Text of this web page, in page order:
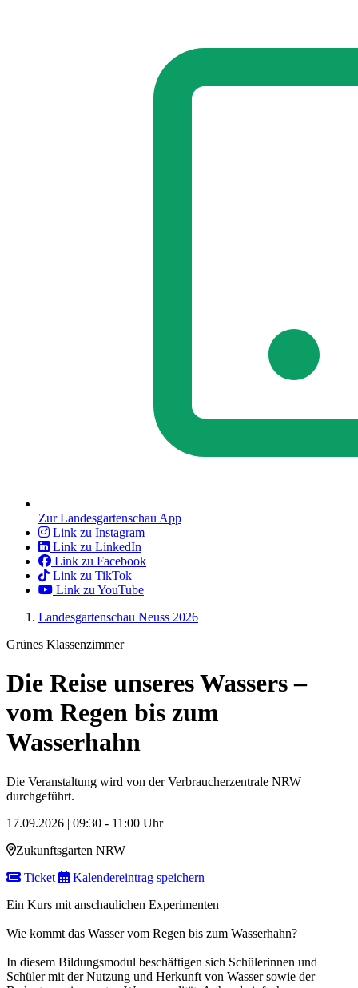
Zur Landesgartenschau App
Link zu Instagram
Link zu LinkedIn
Link zu Facebook
Link zu TikTok
Link zu YouTube
Landesgartenschau Neuss 2026
Grünes Klassenzimmer
Die Reise unseres Wassers –
vom Regen bis zum
Wasserhahn
Die Veranstaltung wird von der Verbraucherzentrale NRW
durchgeführt.
17.09.2026 | 09:30 - 11:00 Uhr
Zukunftsgarten NRW
Ticket
Kalendereintrag speichern
Ein Kurs mit anschaulichen Experimenten
Wie kommt das Wasser vom Regen bis zum Wasserhahn?
In diesem Bildungsmodul beschäftigen sich Schülerinnen und
Schüler mit der Nutzung und Herkunft von Wasser sowie der